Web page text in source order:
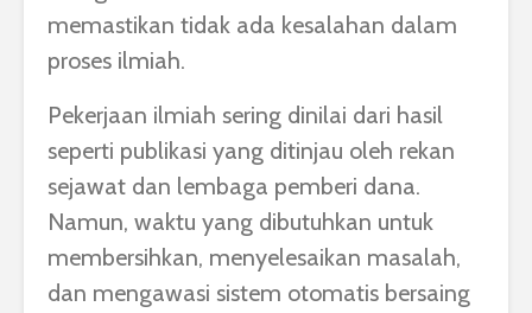
memastikan tidak ada kesalahan dalam
proses ilmiah.
Pekerjaan ilmiah sering dinilai dari hasil
seperti publikasi yang ditinjau oleh rekan
sejawat dan lembaga pemberi dana.
Namun, waktu yang dibutuhkan untuk
membersihkan, menyelesaikan masalah,
dan mengawasi sistem otomatis bersaing